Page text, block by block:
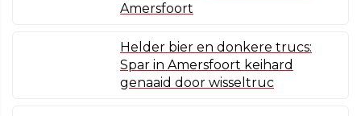
Amersfoort
Helder bier en donkere trucs:
Spar in Amersfoort keihard
genaaid door wisseltruc